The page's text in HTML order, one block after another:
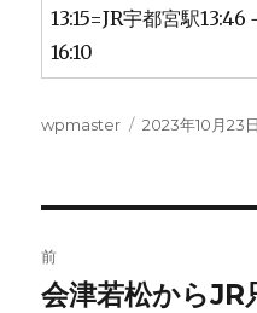
13:15=JR宇都宮駅
16:10
投
wpmaster
投
2023年10月23日
稿
前
前
会津若松からJR